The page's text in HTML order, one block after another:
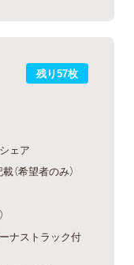
残り57枚
ェア
（希望者のみ）
ナストラック付